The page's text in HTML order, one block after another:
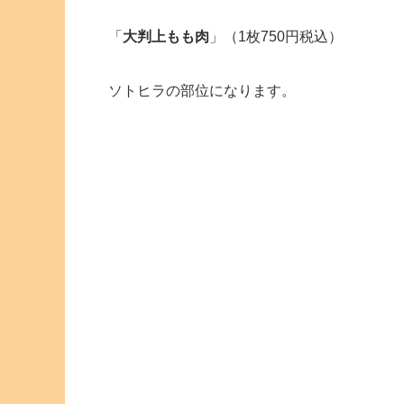
「 大判上もも肉 」（1枚750円税込）
ソトヒラの部位になります。